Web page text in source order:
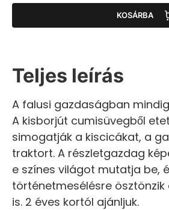
KOSÁRBA
Teljes leírás
A falusi gazdaságban
A kisborjút cumisüvegből
simogatják a kiscicákat, a
traktort. A részletgazdag
e színes világot mutatja be,
történetmesélésre ösztönzik
is. 2 éves kortól ajánljuk.